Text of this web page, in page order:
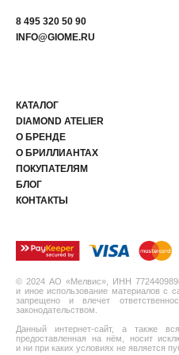
8 495 320 50 90
INFO@GIOME.RU
КОНТАКТЫ
ПОКУПАТЕЛЯМ
БЛОГ
О БРЕНДЕ
DIAMOND ATELIER
КАТАЛОГ
© 2024 АО «Мелвис», ИНН
и иное использование материалов с
запрещено и влечет
законодательством.
Данный интернет-сайт, а также
предоставленная на нём, носит
и ни при каких условиях не является
О БРИЛЛИАНТАХ